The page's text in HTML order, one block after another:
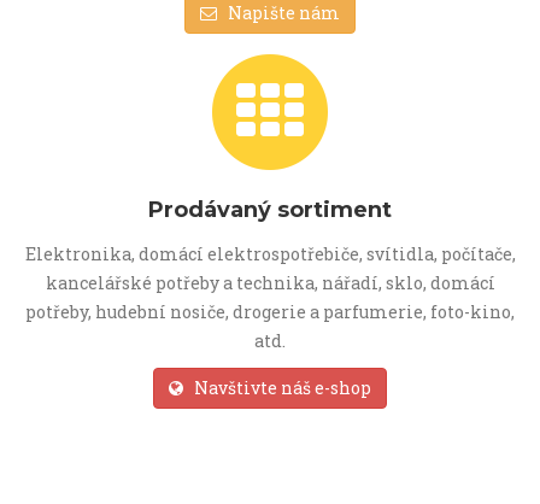
Napište nám
Prodávaný sortiment
Elektronika, domácí elektrospotřebiče, svítidla, počítače,
kancelářské potřeby a technika, nářadí, sklo, domácí
potřeby, hudební nosiče, drogerie a parfumerie, foto-kino,
atd.
Navštivte náš e-shop